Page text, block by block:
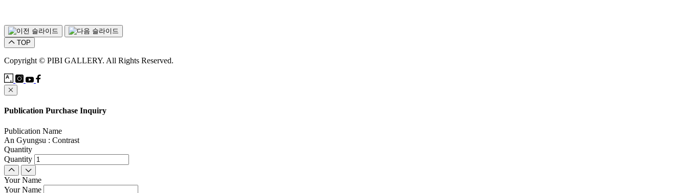
TOP
Copyright © PIBI GALLERY. All Rights Reserved.
Publication Purchase Inquiry
Publication Name
An Gyungsu : Contrast
Quantity
Quantity
Your Name
Your Name